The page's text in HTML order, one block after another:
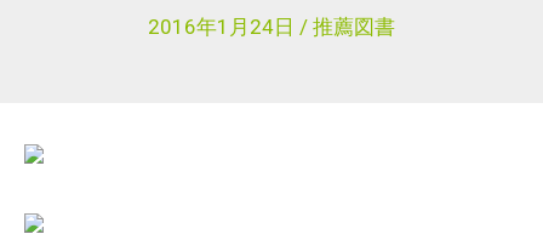
2016年1月24日 / 推薦図書